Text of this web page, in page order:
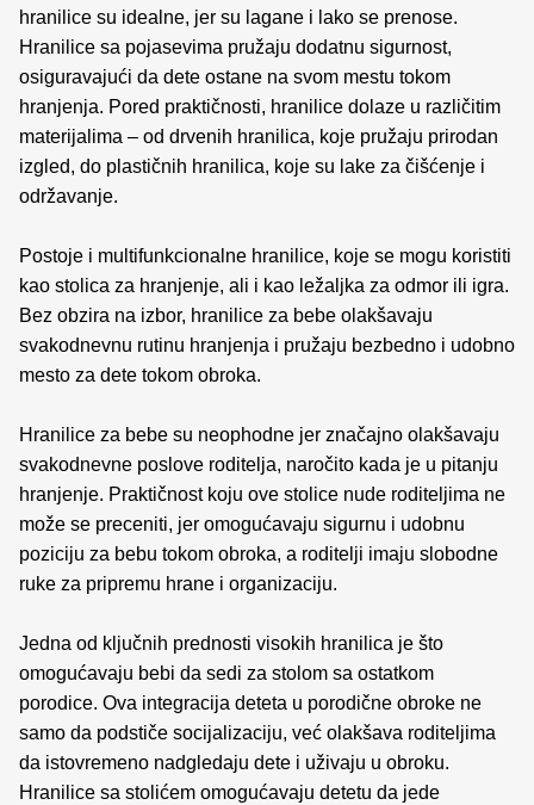
hranilice su idealne, jer su lagane i lako se prenose.
Hranilice sa pojasevima pružaju dodatnu sigurnost,
osiguravajući da dete ostane na svom mestu tokom
hranjenja. Pored praktičnosti, hranilice dolaze u različitim
materijalima – od drvenih hranilica, koje pružaju prirodan
izgled, do plastičnih hranilica, koje su lake za čišćenje i
održavanje.
Postoje i multifunkcionalne hranilice, koje se mogu koristiti
kao stolica za hranjenje, ali i kao ležaljka za odmor ili igra.
Bez obzira na izbor, hranilice za bebe olakšavaju
svakodnevnu rutinu hranjenja i pružaju bezbedno i udobno
mesto za dete tokom obroka.
Hranilice za bebe su neophodne jer značajno olakšavaju
svakodnevne poslove roditelja, naročito kada je u pitanju
hranjenje. Praktičnost koju ove stolice nude roditeljima ne
može se preceniti, jer omogućavaju sigurnu i udobnu
poziciju za bebu tokom obroka, a roditelji imaju slobodne
ruke za pripremu hrane i organizaciju.
Jedna od ključnih prednosti visokih hranilica je što
omogućavaju bebi da sedi za stolom sa ostatkom
porodice. Ova integracija deteta u porodične obroke ne
samo da podstiče socijalizaciju, već olakšava roditeljima
da istovremeno nadgledaju dete i uživaju u obroku.
Hranilice sa stolićem omogućavaju detetu da jede